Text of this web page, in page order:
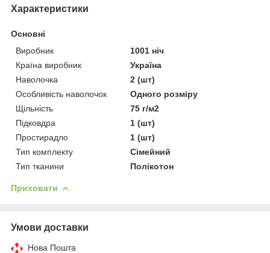
Характеристики
Основні
Виробник
1001 ніч
Країна виробник
Україна
Наволочка
2 (шт)
Особливість наволочок
Одного розміру
Щільність
75 г/м2
Підковдра
1 (шт)
Простирадло
1 (шт)
Тип комплекту
Сімейний
Тип тканини
Полікотон
Приховати
Умови доставки
Нова Пошта